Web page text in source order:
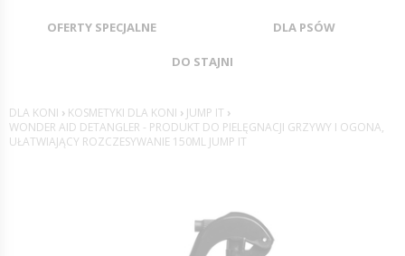
OFERTY SPECJALNE DLA PSÓW
DO STAJNI
DLA KONI › KOSMETYKI DLA KONI › JUMP IT ›
WONDER AID DETANGLER - PRODUKT DO PIELĘGNACJI GRZYWY I OGONA,
UŁATWIAJĄCY ROZCZESYWANIE 150ML JUMP IT